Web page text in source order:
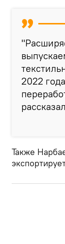
2022
Также